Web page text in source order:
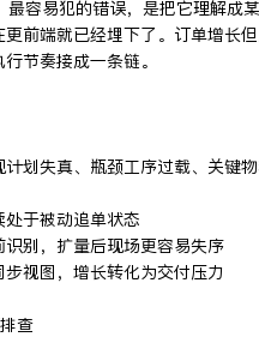
容易犯的错误，是把它理解成
前端就已经埋下了。订单增长
节奏接成一条链。
划失真、瓶颈工序过载、关键物
于被动追单状态
别，扩量后现场更容易失序
视图，增长转化为交付压力
查